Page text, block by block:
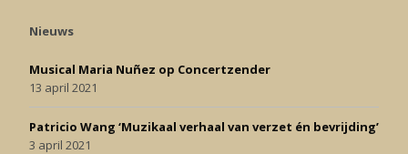
Nieuws
Musical Maria Nuñez op Concertzender
13 april 2021
Patricio Wang ‘Muzikaal verhaal van verzet én bevrijding’
3 april 2021